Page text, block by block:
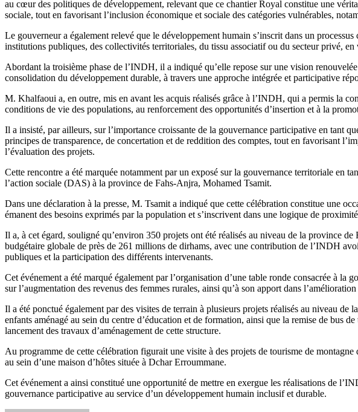
au cœur des politiques de développement, relevant que ce chantier Royal constitue une
sociale, tout en favorisant l’inclusion économique et sociale des catégories vulnérables,
Le gouverneur a également relevé que le développement humain s’inscrit dans un
institutions publiques, des collectivités territoriales, du tissu associatif ou du secteur privé,
Abordant la troisième phase de l’INDH, il a indiqué qu’elle repose sur une vision
consolidation du développement durable, à travers une approche intégrée et participative
M. Khalfaoui a, en outre, mis en avant les acquis réalisés grâce à l’INDH, qui a permis la
conditions de vie des populations, au renforcement des opportunités d’insertion et à la
Il a insisté, par ailleurs, sur l’importance croissante de la gouvernance participative en tant
principes de transparence, de concertation et de reddition des comptes, tout en favorisant
l’évaluation des projets.
Cette rencontre a été marquée notamment par un exposé sur la gouvernance territoriale en
l’action sociale (DAS) à la province de Fahs-Anjra, Mohamed Tsamit.
Dans une déclaration à la presse, M. Tsamit a indiqué que cette célébration constitue une
émanent des besoins exprimés par la population et s’inscrivent dans une logique de
Il a, à cet égard, souligné qu’environ 350 projets ont été réalisés au niveau de la province
budgétaire globale de près de 261 millions de dirhams, avec une contribution de l’INDH
publiques et la participation des différents intervenants.
Cet événement a été marqué également par l’organisation d’une table ronde consacrée à
sur l’augmentation des revenus des femmes rurales, ainsi qu’à son apport dans
Il a été ponctué également par des visites de terrain à plusieurs projets réalisés au niveau
enfants aménagé au sein du centre d’éducation et de formation, ainsi que la remise de bus
lancement des travaux d’aménagement de cette structure.
Au programme de cette célébration figurait une visite à des projets de tourisme de
au sein d’une maison d’hôtes située à Dchar Erroummane.
Cet événement a ainsi constitué une opportunité de mettre en exergue les réalisations de
gouvernance participative au service d’un développement humain inclusif et durable.